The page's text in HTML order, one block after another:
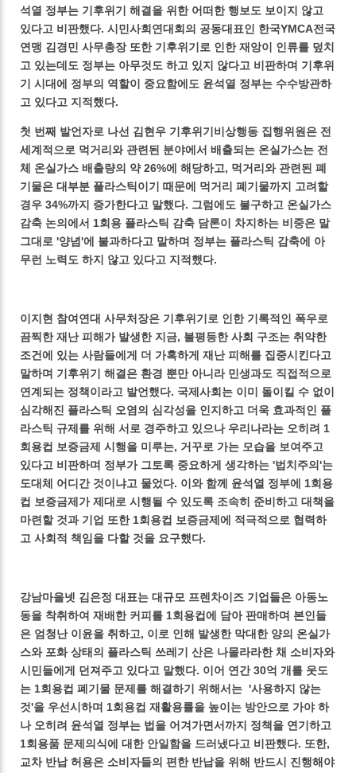
석열 정부는 기후위기 해결을 위한 어떠한 행보도 보이지 않고
있다고 비판했다. 시민사회연대회의 공동대표인 한국YMCA전국
연맹 김경민 사무총장 또한 기후위기로 인한 재앙이 인류를 덮치
고 있는데도 정부는 아무것도 하고 있지 않다고 비판하며 기후위
기 시대에 정부의 역할이 중요함에도 윤석열 정부는 수수방관하
고 있다고 지적했다.
첫 번째 발언자로 나선 김현우 기후위기비상행동 집행위원은 전
세계적으로 먹거리와 관련된 분야에서 배출되는 온실가스는 전
체 온실가스 배출량의 약 26%에 해당하고, 먹거리와 관련된 폐
기물은 대부분 플라스틱이기 때문에 먹거리 폐기물까지 고려할
경우 34%까지 증가한다고 말했다. 그럼에도 불구하고 온실가스
감축 논의에서 1회용 플라스틱 감축 담론이 차지하는 비중은 말
그대로 '양념'에 불과하다고 말하며 정부는 플라스틱 감축에 아
무런 노력도 하지 않고 있다고 지적했다.
이지현 참여연대 사무처장은 기후위기로 인한 기록적인 폭우로
끔찍한 재난 피해가 발생한 지금, 불평등한 사회 구조는 취약한
조건에 있는 사람들에게 더 가혹하게 재난 피해를 집중시킨다고
말하며 기후위기 해결은 환경 뿐만 아니라 민생과도 직접적으로
연계되는 정책이라고 발언했다. 국제사회는 이미 돌이킬 수 없이
심각해진 플라스틱 오염의 심각성을 인지하고 더욱 효과적인 플
라스틱 규제를 위해 서로 경주하고 있으나 우리나라는 오히려 1
회용컵 보증금제 시행을 미루는, 거꾸로 가는 모습을 보여주고
있다고 비판하며 정부가 그토록 중요하게 생각하는 '법치주의'는
도대체 어디간 것이냐고 물었다. 이와 함께 윤석열 정부에 1회용
컵 보증금제가 제대로 시행될 수 있도록 조속히 준비하고 대책을
마련할 것과 기업 또한 1회용컵 보증금제에 적극적으로 협력하
고 사회적 책임을 다할 것을 요구했다.
강남마을넷 김은정 대표는 대규모 프렌차이즈 기업들은 아동노
동을 착취하여 재배한 커피를 1회용컵에 담아 판매하며 본인들
은 엄청난 이윤을 취하고, 이로 인해 발생한 막대한 양의 온실가
스와 포화 상태의 플라스틱 쓰레기 산은 나몰라라한 채 소비자와
시민들에게 던져주고 있다고 말했다. 이어 연간 30억 개를 웃도
는 1회용컵 폐기물 문제를 해결하기 위해서는 '사용하지 않는
것'을 우선시하며 1회용컵 재활용률을 높이는 방안으로 가야 하
나 오히려 윤석열 정부는 법을 어겨가면서까지 정책을 연기하고
1회용품 문제의식에 대한 안일함을 드러냈다고 비판했다. 또한,
교차 반납 허용은 소비자들의 편한 반납을 위해 반드시 진행해야